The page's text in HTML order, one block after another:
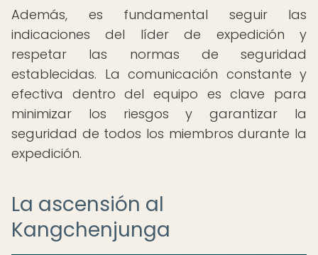
Además, es fundamental seguir las
indicaciones del líder de expedición y
respetar las normas de seguridad
establecidas. La comunicación constante y
efectiva dentro del equipo es clave para
minimizar los riesgos y garantizar la
seguridad de todos los miembros durante la
expedición.
La ascensión al
Kangchenjunga